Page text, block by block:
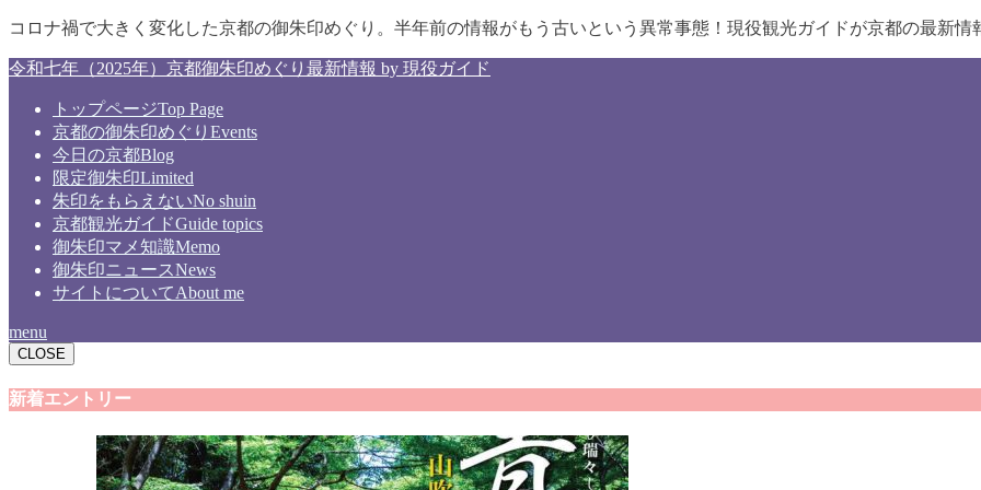
コロナ禍で大きく変化した京都の御朱印めぐり。半年前の情報がもう古いという異常事態！現役観光ガイドが京都の最新情
令和七年（2025年）京都御朱印めぐり最新情報 by 現役ガイド
トップページTop Page
京都の御朱印めぐり Events
今日の京都Blog
限定御朱印Limited
朱印をもらえないNo shuin
京都観光ガイドGuide topics
御朱印マメ知識Memo
御朱印ニュースNews
サイトについてAbout me
menu
CLOSE
新着エントリー